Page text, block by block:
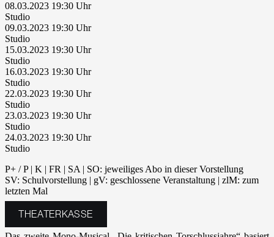
08.03.2023 19:30
Studio
09.03.2023 19:30
Studio
15.03.2023 19:30
Studio
16.03.2023 19:30
Studio
22.03.2023 19:30
Studio
23.03.2023 19:30
Studio
24.03.2023 19:30
Studio
P+ / P | K | FR | SA | SO: jeweiliges Abo in dieser Vorstellung
SV: Schulvorstellung | gV: geschlossene Veranstaltung | zlM: zum
letzten Mal
THEATERKASSE